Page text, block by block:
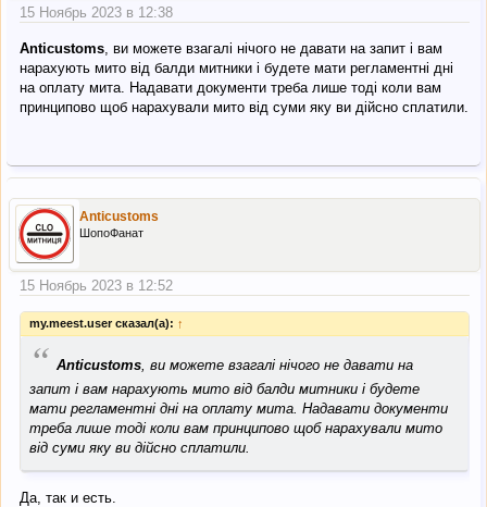
15 Ноябрь 2023 в 12:38
Anticustoms , ви можете взагалі нічого не давати на запит і вам
нарахують мито від балди митники і будете мати регламентні дні
на оплату мита. Надавати документи треба лише тоді коли вам
принципово щоб нарахували мито від суми яку ви дійсно сплатили.
Anticustoms
ШопоФанат
15 Ноябрь 2023 в 12:52
my.meest.user сказал(а): ↑
“ Anticustoms, ви можете взагалі нічого не давати на
запит і вам нарахують мито від балди митники і будете
мати регламентні дні на оплату мита. Надавати документи
треба лише тоді коли вам принципово щоб нарахували мито
від суми яку ви дійсно сплатили.
Да, так и есть.